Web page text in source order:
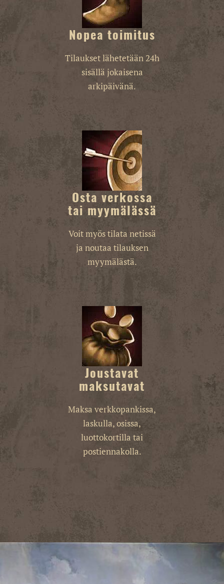
Nopea toimitus
Tilaukset lähetetään 24h
sisällä jokaisena
arkipäivänä.
Osta verkossa
tai myymälässä
Voit myös tilata netissä
ja noutaa tilauksen
myymälästä.
Joustavat
maksutavat
Maksa verkkopankissa,
laskulla, osissa,
luottokortilla tai
postiennakolla.